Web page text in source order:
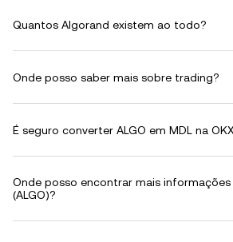
Quantos Algorand existem ao todo?
Onde posso saber mais sobre trading?
É seguro converter ALGO em MDL na
Onde posso encontrar mais
(ALGO)?